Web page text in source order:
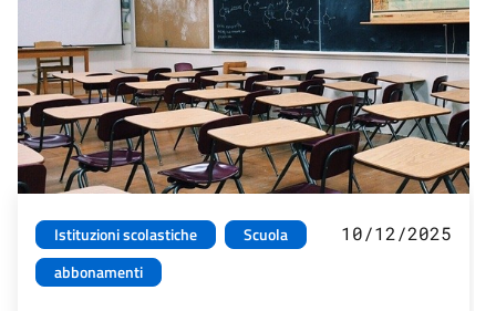
Istituzioni scolastiche
Scuola
abbonamenti
10/12/2025